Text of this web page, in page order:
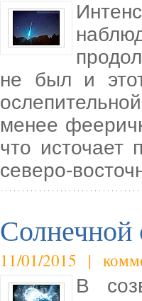
не был и
менее
что источает
северо-
Солнечной
11/01/2015 |
В